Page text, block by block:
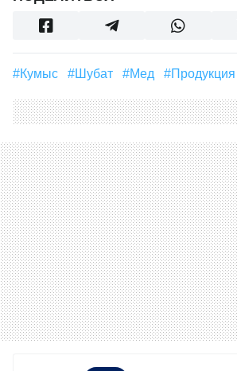
#Кумыс #Шубат #мед #продукция